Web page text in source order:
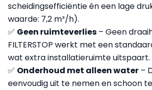
scheidingsefficiëntie én een lage
waarde: 7,2 m³/h).
✅ Geen ruimteverlies – Geen
FILTERSTOP werkt met een
wat extra installatieruimte uitspaart.
✅ Onderhoud met alleen water –
eenvoudig uit te nemen en schoon